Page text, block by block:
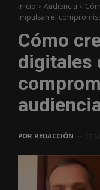
Inicio Audiencia
impulsan el
Cómo
digitales
POR REDACCIÓN